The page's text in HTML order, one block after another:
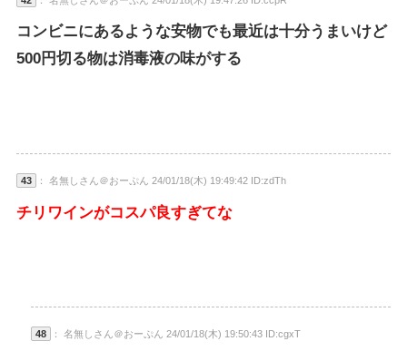
コンビニにあるような安物でも最近は十分うまいけど
500円切る物は消毒液の味がする
43 ： 名無しさん＠おーぷん 24/01/18(木) 19:49:42 ID:zdTh
チリワインがコスパ良すぎてな
48 ： 名無しさん＠おーぷん 24/01/18(木) 19:50:43 ID:cgxT